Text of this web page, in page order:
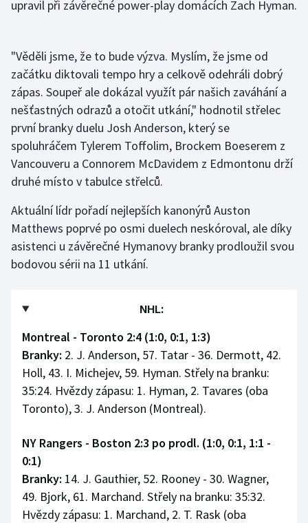
Stolní tenis
Veslování
Vodní slalom
Volejbal
Ostatní
upravil při závěrečné power-play domácích Zach Hyman.
"Věděli jsme, že to bude výzva. Myslím, že jsme od
začátku diktovali tempo hry a celkově odehráli dobrý
zápas. Soupeř ale dokázal využít pár našich zaváhání a
nešťastných odrazů a otočit utkání," hodnotil střelec
první branky duelu Josh Anderson, který se
spoluhráčem Tylerem Toffolim, Brockem Boeserem z
Vancouveru a Connorem McDavidem z Edmontonu drží
druhé místo v tabulce střelců.
Aktuální lídr pořadí nejlepších kanonýrů Auston
Matthews poprvé po osmi duelech neskóroval, ale díky
asistenci u závěrečné Hymanovy branky prodloužil svou
bodovou sérii na 11 utkání.
NHL:
Montreal - Toronto 2:4 (1:0, 0:1, 1:3)
Branky: 2. J. Anderson, 57. Tatar - 36. Dermott, 42.
Holl, 43. I. Michejev, 59. Hyman. Střely na branku:
35:24. Hvězdy zápasu: 1. Hyman, 2. Tavares (oba
Toronto), 3. J. Anderson (Montreal).
NY Rangers - Boston 2:3 po prodl. (1:0, 0:1, 1:1 -
0:1)
Branky: 14. J. Gauthier, 52. Rooney - 30. Wagner,
49. Bjork, 61. Marchand. Střely na branku: 35:32.
Hvězdy zápasu: 1. Marchand, 2. T. Rask (oba